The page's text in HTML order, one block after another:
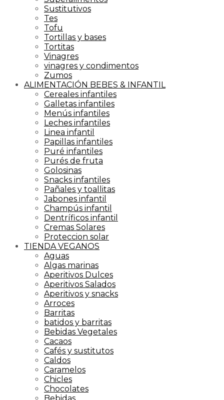
Sustitutivos
Tes
Tofu
Tortillas y bases
Tortitas
Vinagres
vinagres y condimentos
Zumos
ALIMENTACIÓN BEBES & INFANTIL
Cereales infantiles
Galletas infantiles
Menús infantiles
Leches infantiles
Linea infantil
Papillas infantiles
Puré infantiles
Purés de fruta
Golosinas
Snacks infantiles
Pañales y toallitas
Jabones infantil
Champús infantil
Dentríficos infantil
Cremas Solares
Proteccion solar
TIENDA VEGANOS
Aguas
Algas marinas
Aperitivos Dulces
Aperitivos Salados
Aperitivos y snacks
Arroces
Barritas
batidos y barritas
Bebidas Vegetales
Cacaos
Cafés y sustitutos
Caldos
Caramelos
Chicles
Chocolates